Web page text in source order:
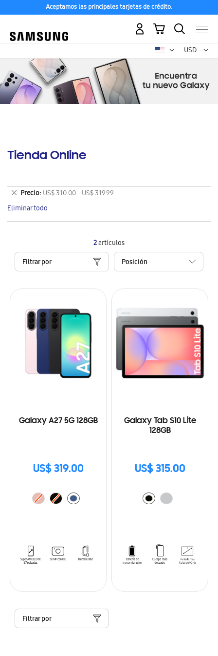
Aceptamos las principales tarjetas de crédito.
USD -
dólar
Mi carrito
Tienda Online
2artículos
Filtrar por
Galaxy A27 5G 128GB
US$ 319.00
Galaxy Tab S10 Lite
128GB
US$ 315.00
Filtrar por
Precio US$ 310.00 - US$ 319.99
Eliminar
este
artículo
Eliminar todo